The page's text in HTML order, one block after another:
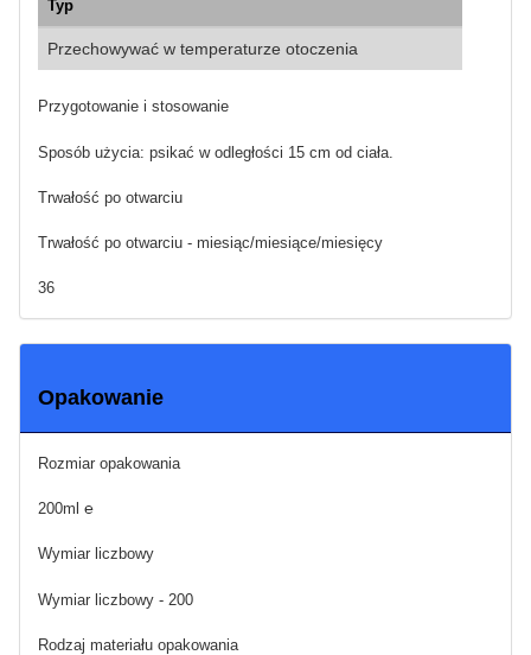
Typ
Przechowywać w temperaturze otoczenia
Przygotowanie i stosowanie
Sposób użycia: psikać w odległości 15 cm od ciała.
Trwałość po otwarciu
Trwałość po otwarciu - miesiąc/miesiące/miesięcy
36
Opakowanie
Rozmiar opakowania
200ml ℮
Wymiar liczbowy
Wymiar liczbowy - 200
Rodzaj materiału opakowania